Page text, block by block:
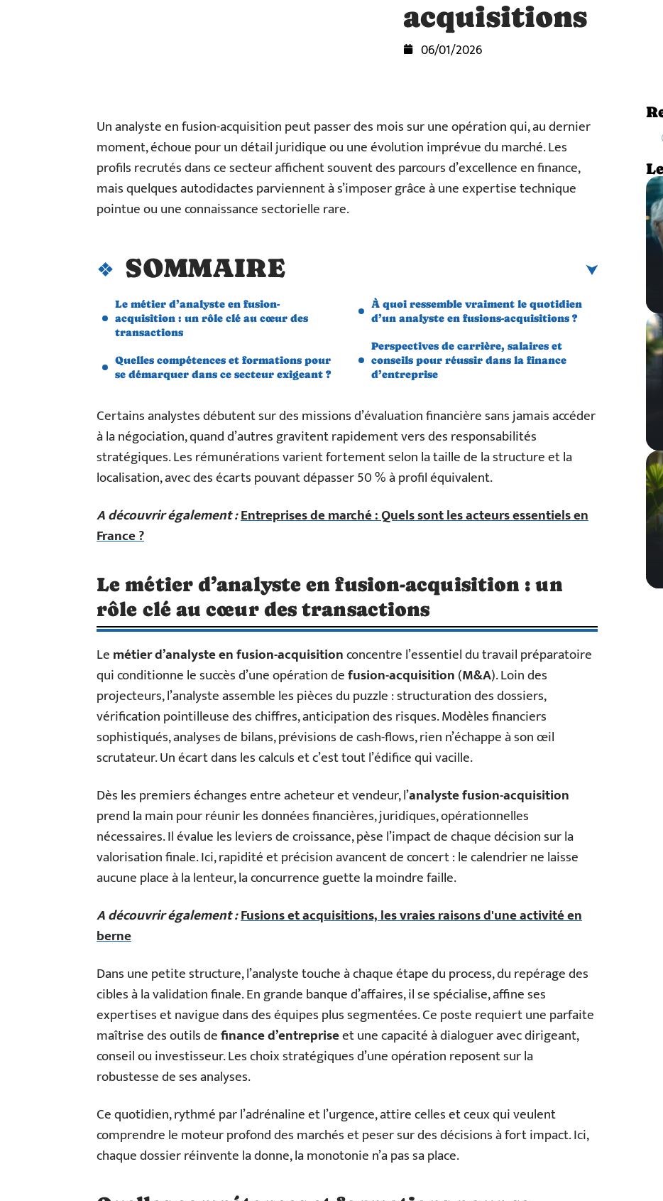
acquisitions
06/01/2026
Un analyste en fusion-acquisition peut passer des mois sur une opération qui, au dernier
moment, échoue pour un détail juridique ou une évolution imprévue du marché. Les
profils recrutés dans ce secteur affichent souvent des parcours d’excellence en finance,
mais quelques autodidactes parviennent à s’imposer grâce à une expertise technique
pointue ou une connaissance sectorielle rare.
SOMMAIRE
Le métier d’analyste en fusion-
acquisition : un rôle clé au cœur des
transactions
Quelles compétences et formations pour
se démarquer dans ce secteur exigeant ?
À quoi ressemble vraiment le quotidien
d’un analyste en fusions-acquisitions ?
Perspectives de carrière, salaires et
conseils pour réussir dans la finance
d’entreprise
Certains analystes débutent sur des missions d’évaluation financière sans jamais accéder
à la négociation, quand d’autres gravitent rapidement vers des responsabilités
stratégiques. Les rémunérations varient fortement selon la taille de la structure et la
localisation, avec des écarts pouvant dépasser 50 % à profil équivalent.
A découvrir également :Entreprises de marché : Quels sont les acteurs essentiels en
France ?
Le métier d’analyste en fusion-acquisition : un
rôle clé au cœur des transactions
Lemétier d’analyste en fusion-acquisitionconcentre l’essentiel du travail préparatoire
qui conditionne le succès d’une opération defusion-acquisition(M&A). Loin des
projecteurs, l’analyste assemble les pièces du puzzle : structuration des dossiers,
vérification pointilleuse des chiffres, anticipation des risques. Modèles financiers
sophistiqués, analyses de bilans, prévisions de cash-flows, rien n’échappe à son œil
scrutateur. Un écart dans les calculs et c’est tout l’édifice qui vacille.
Dès les premiers échanges entre acheteur et vendeur, l’analyste fusion-acquisition
prend la main pour réunir les données financières, juridiques, opérationnelles
nécessaires. Il évalue les leviers de croissance, pèse l’impact de chaque décision sur la
valorisation finale. Ici, rapidité et précision avancent de concert : le calendrier ne laisse
aucune place à la lenteur, la concurrence guette la moindre faille.
A découvrir également :Fusions et acquisitions, les vraies raisons d'une activité en
berne
Dans une petite structure, l’analyste touche à chaque étape du process, du repérage des
cibles à la validation finale. En grande banque d’affaires, il se spécialise, affine ses
expertises et navigue dans des équipes plus segmentées. Ce poste requiert une parfaite
maîtrise des outils definance d’entrepriseet une capacité à dialoguer avec dirigeant,
conseil ou investisseur. Les choix stratégiques d’une opération reposent sur la
robustesse de ses analyses.
Ce quotidien, rythmé par l’adrénaline et l’urgence, attire celles et ceux qui veulent
comprendre le moteur profond des marchés et peser sur des décisions à fort impact. Ici,
chaque dossier réinvente la donne, la monotonie n’a pas sa place.